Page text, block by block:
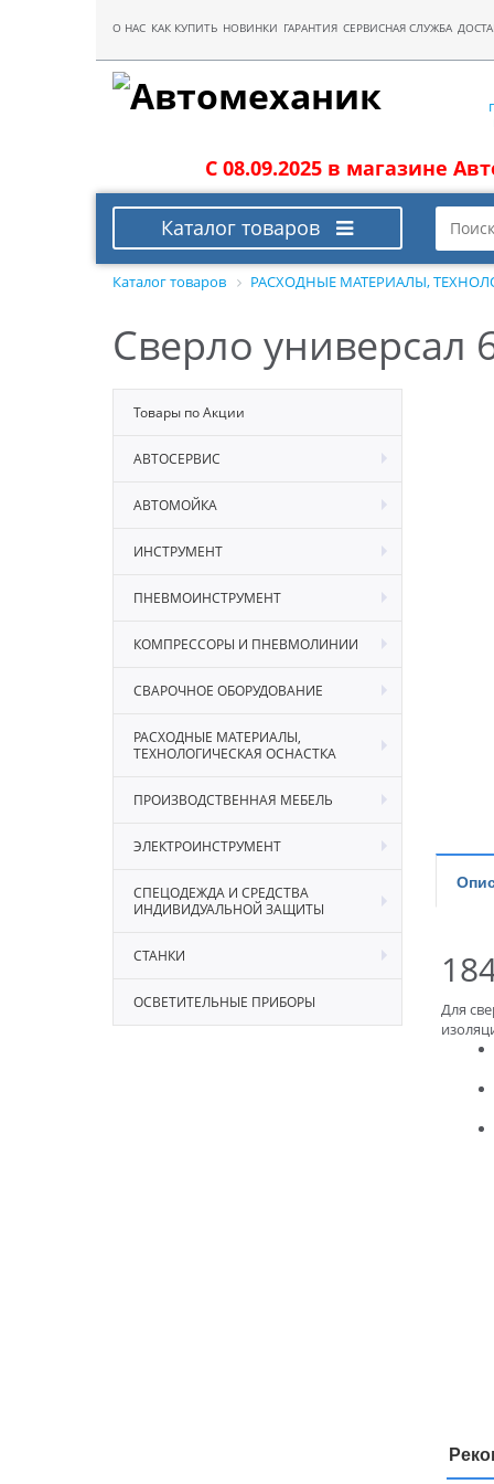
О НАС КАК КУПИТЬ НОВИНКИ ГАРАНТИЯ СЕРВИСНАЯ СЛУЖБА
С 08.09.2025 в магазине
Каталог товаров
Каталог товаров РАСХОДНЫЕ МАТЕРИАЛЫ,
Сверло универсал
Товары по Акции
АВТОСЕРВИС
АВТОМОЙКА
ИНСТРУМЕНТ
ПНЕВМОИНСТРУМЕНТ
КОМПРЕССОРЫ И ПНЕВМОЛИНИИ
СВАРОЧНОЕ ОБОРУДОВАНИЕ
РАСХОДНЫЕ МАТЕРИАЛЫ,
ТЕХНОЛОГИЧЕСКАЯ ОСНАСТКА
ПРОИЗВОДСТВЕННАЯ МЕБЕЛЬ
ЭЛЕКТРОИНСТРУМЕНТ
СПЕЦОДЕЖДА И СРЕДСТВА
ИНДИВИДУАЛЬНОЙ ЗАЩИТЫ
СТАНКИ
ОСВЕТИТЕЛЬНЫЕ ПРИБОРЫ
Для